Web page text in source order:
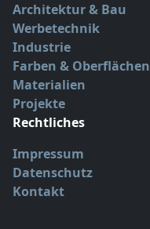
Architektur & Bau
Werbetechnik
Industrie
Farben & Oberflächen
Materialien
Projekte
Rechtliches
Impressum
Datenschutz
Kontakt